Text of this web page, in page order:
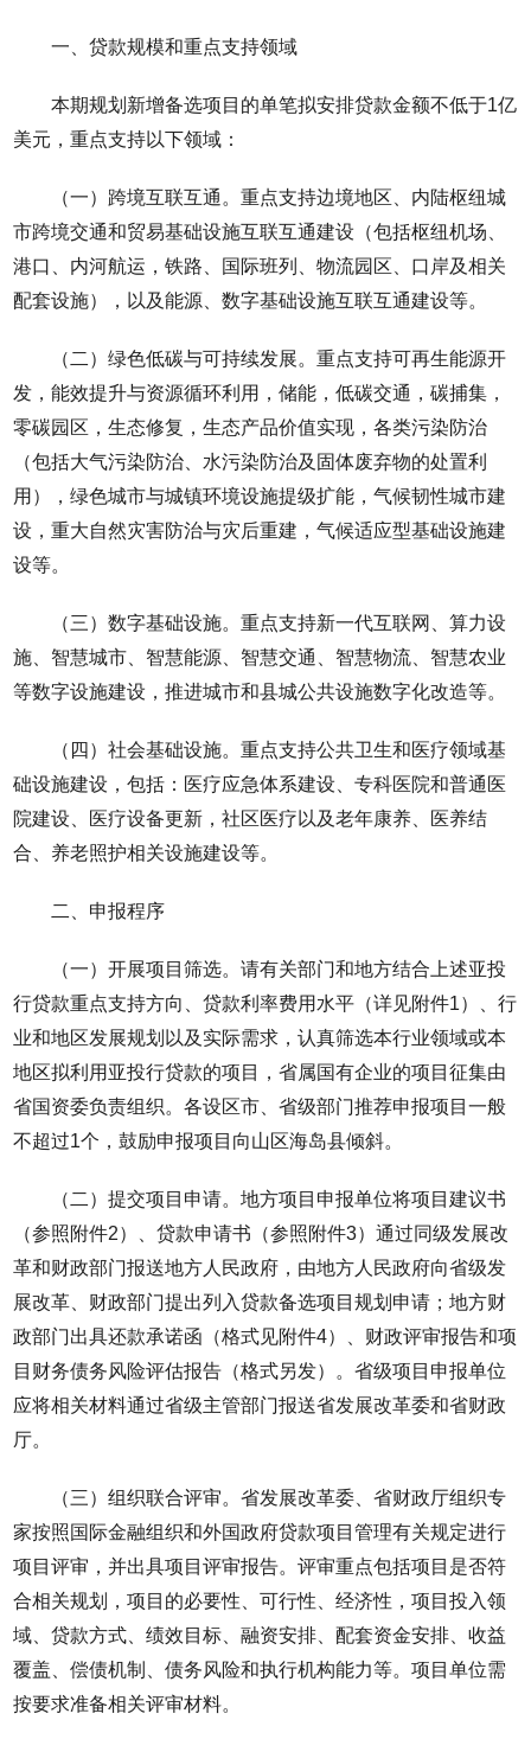
一、贷款规模和重点支持领域
本期规划新增备选项目的单笔拟安排贷款金额不低于1亿
美元，重点支持以下领域：
（一）跨境互联互通。重点支持边境地区、内陆枢纽城
市跨境交通和贸易基础设施互联互通建设（包括枢纽机场、
港口、内河航运，铁路、国际班列、物流园区、口岸及相关
配套设施），以及能源、数字基础设施互联互通建设等。
（二）绿色低碳与可持续发展。重点支持可再生能源开
发，能效提升与资源循环利用，储能，低碳交通，碳捕集，
零碳园区，生态修复，生态产品价值实现，各类污染防治
（包括大气污染防治、水污染防治及固体废弃物的处置利
用），绿色城市与城镇环境设施提级扩能，气候韧性城市建
设，重大自然灾害防治与灾后重建，气候适应型基础设施建
设等。
（三）数字基础设施。重点支持新一代互联网、算力设
施、智慧城市、智慧能源、智慧交通、智慧物流、智慧农业
等数字设施建设，推进城市和县城公共设施数字化改造等。
（四）社会基础设施。重点支持公共卫生和医疗领域基
础设施建设，包括：医疗应急体系建设、专科医院和普通医
院建设、医疗设备更新，社区医疗以及老年康养、医养结
合、养老照护相关设施建设等。
二、申报程序
（一）开展项目筛选。请有关部门和地方结合上述亚投
行贷款重点支持方向、贷款利率费用水平（详见附件1）、行
业和地区发展规划以及实际需求，认真筛选本行业领域或本
地区拟利用亚投行贷款的项目，省属国有企业的项目征集由
省国资委负责组织。各设区市、省级部门推荐申报项目一般
不超过1个，鼓励申报项目向山区海岛县倾斜。
（二）提交项目申请。地方项目申报单位将项目建议书
（参照附件2）、贷款申请书（参照附件3）通过同级发展改
革和财政部门报送地方人民政府，由地方人民政府向省级发
展改革、财政部门提出列入贷款备选项目规划申请；地方财
政部门出具还款承诺函（格式见附件4）、财政评审报告和项
目财务债务风险评估报告（格式另发）。省级项目申报单位
应将相关材料通过省级主管部门报送省发展改革委和省财政
厅。
（三）组织联合评审。省发展改革委、省财政厅组织专
家按照国际金融组织和外国政府贷款项目管理有关规定进行
项目评审，并出具项目评审报告。评审重点包括项目是否符
合相关规划，项目的必要性、可行性、经济性，项目投入领
域、贷款方式、绩效目标、融资安排、配套资金安排、收益
覆盖、偿债机制、债务风险和执行机构能力等。项目单位需
按要求准备相关评审材料。